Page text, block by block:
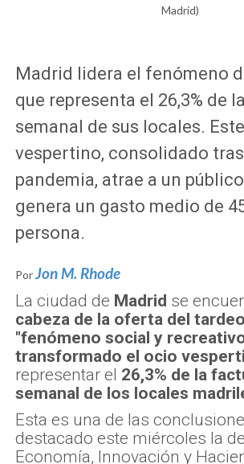
Madrid)
Madrid lidera el fenómeno
que representa el 26,3% de
semanal de sus locales.
vespertino, consolidado
pandemia, atrae a un
genera un gasto medio de
persona.
PorJon M. Rhode
La ciudad de Madrid se
cabeza de la oferta del tardeo
"fenómeno social y
transformado el ocio
representar el 26,3% de la
semanal de los locales
Esta es una de las
destacado este miércoles la
Economía, Innovación y